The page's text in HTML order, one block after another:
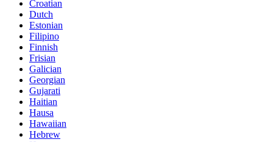
Croatian
Dutch
Estonian
Filipino
Finnish
Frisian
Galician
Georgian
Gujarati
Haitian
Hausa
Hawaiian
Hebrew